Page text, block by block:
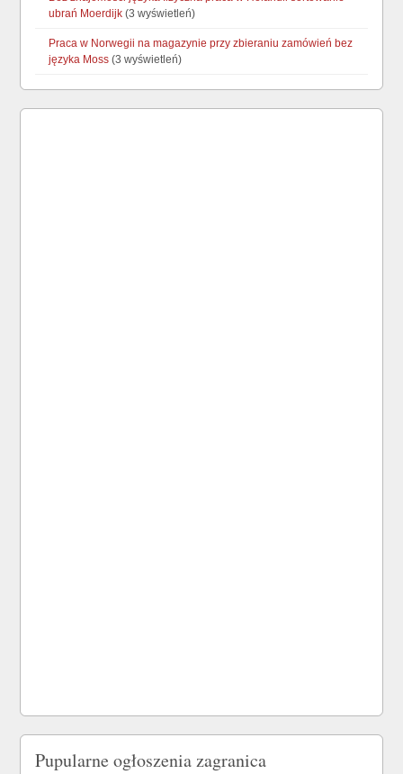
ubrań Moerdijk (3 wyświetleń)
Praca w Norwegii na magazynie przy zbieraniu zamówień bez
języka Moss (3 wyświetleń)
Pupularne ogłoszenia zagranica